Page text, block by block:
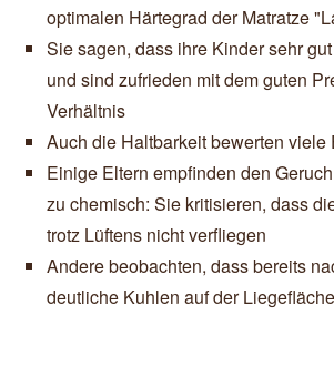
optimalen Härtegrad der Matratze
Sie sagen, dass ihre Kinder sehr
und sind zufrieden mit dem guten
Verhältnis
Auch die Haltbarkeit bewerten viele
Einige Eltern empfinden den
zu chemisch: Sie kritisieren, dass
trotz Lüftens nicht verfliegen
Andere beobachten, dass bereits
deutliche Kuhlen auf der